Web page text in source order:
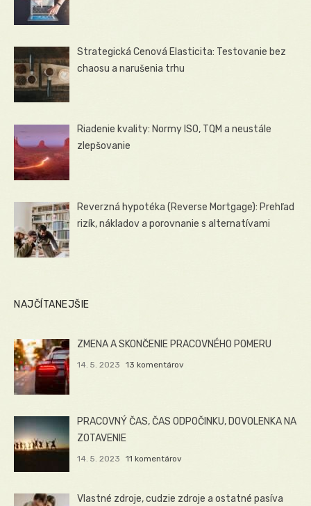
Strategická Cenová Elasticita: Testovanie bez
chaosu a narušenia trhu
Riadenie kvality: Normy ISO, TQM a neustále
zlepšovanie
Reverzná hypotéka (Reverse Mortgage): Prehľad
rizík, nákladov a porovnanie s alternatívami
NAJČÍTANEJŠIE
ZMENA A SKONČENIE PRACOVNÉHO POMERU
14. 5. 2023 13 komentárov
PRACOVNÝ ČAS, ČAS ODPOČINKU, DOVOLENKA NA
ZOTAVENIE
14. 5. 2023 11 komentárov
Vlastné zdroje, cudzie zdroje a ostatné pasíva